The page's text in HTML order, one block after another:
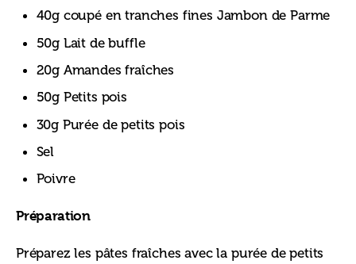
40g coupé en tranches fines Jambon de Parme
50g Lait de buffle
20g Amandes fraîches
50g Petits pois
30g Purée de petits pois
Sel
Poivre
Préparation
Préparez les pâtes fraîches avec la purée de petits